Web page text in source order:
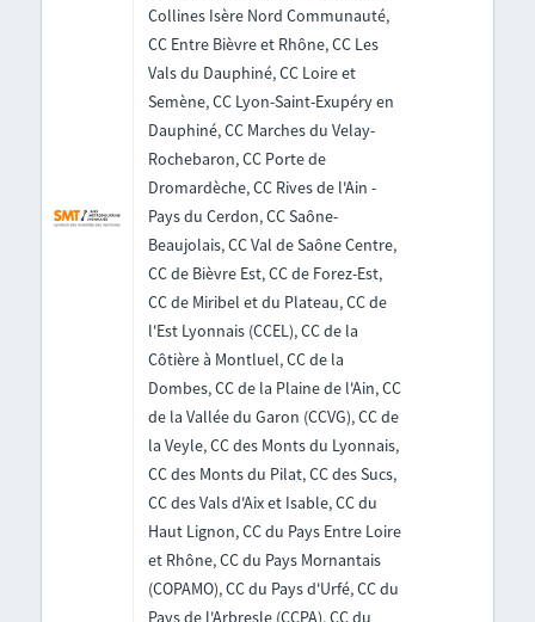
Collines Isère Nord Communauté,
CC Entre Bièvre et Rhône, CC Les
Vals du Dauphiné, CC Loire et
Semène, CC Lyon-Saint-Exupéry en
Dauphiné, CC Marches du Velay-
Rochebaron, CC Porte de
Dromardèche, CC Rives de l'Ain -
Pays du Cerdon, CC Saône-
Beaujolais, CC Val de Saône Centre,
CC de Bièvre Est, CC de Forez-Est,
CC de Miribel et du Plateau, CC de
l'Est Lyonnais (CCEL), CC de la
Côtière à Montluel, CC de la
Dombes, CC de la Plaine de l'Ain, CC
de la Vallée du Garon (CCVG), CC de
la Veyle, CC des Monts du Lyonnais,
CC des Monts du Pilat, CC des Sucs,
CC des Vals d'Aix et Isable, CC du
Haut Lignon, CC du Pays Entre Loire
et Rhône, CC du Pays Mornantais
(COPAMO), CC du Pays d'Urfé, CC du